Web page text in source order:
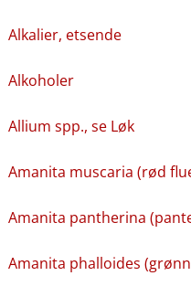
Alkalier, etsende
Alkoholer
Allium spp., se Løk
Amanita muscaria (rød
Amanita pantherina
Amanita phalloides